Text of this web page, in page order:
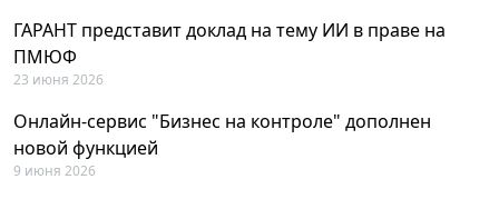
ГАРАНТ представит доклад на тему ИИ в праве на
ПМЮФ
23 июня 2026
Онлайн-сервис "Бизнес на контроле" дополнен
новой функцией
9 июня 2026